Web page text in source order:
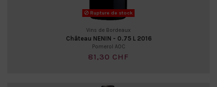
Rupture de stock
Vins de Bordeaux
Château NENIN - 0.75 L 2016
Pomerol AOC
81,30 CHF